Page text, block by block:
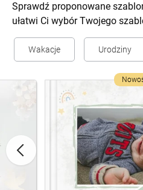
Sprawdź proponowane
ułatwi Ci wybór Twojego
Wakacje Urodziny